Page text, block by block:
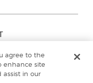
agree to the
enhance site
assist in our